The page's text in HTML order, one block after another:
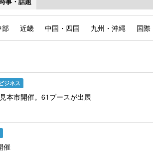
部 近畿 中国・四国 九州・沖縄 国際
ジネス
本市開催。61ブースが出展
催